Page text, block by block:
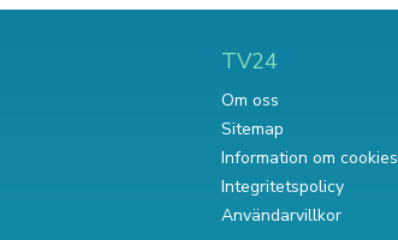
TV24
Om oss
Sitemap
Information om cookies
Integritetspolicy
Användarvillkor